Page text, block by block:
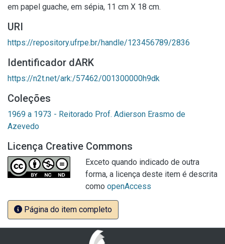
em papel guache, em sépia, 11 cm X 18 cm.
URI
https://repository.ufrpe.br/handle/123456789/2836
Identificador dARK
https://n2t.net/ark:/57462/001300000h9dk
Coleções
1969 a 1973 - Reitorado Prof. Adierson Erasmo de
Azevedo
Licença Creative Commons
Exceto quando indicado de outra
forma, a licença deste item é descrita
como openAccess
Página do item completo